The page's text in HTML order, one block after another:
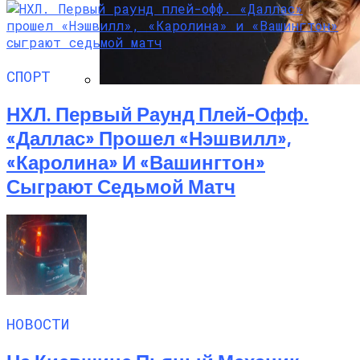
Алёна Шоптенко Показала
Танцевальный Мастер-Класс На Пляже
В Турции
СПОРТ
НХЛ. Первый Раунд Плей-Офф.
«Даллас» Прошел «Нэшвилл»,
«Каролина» И «Вашингтон»
Сыграют Седьмой Матч
НОВОСТИ